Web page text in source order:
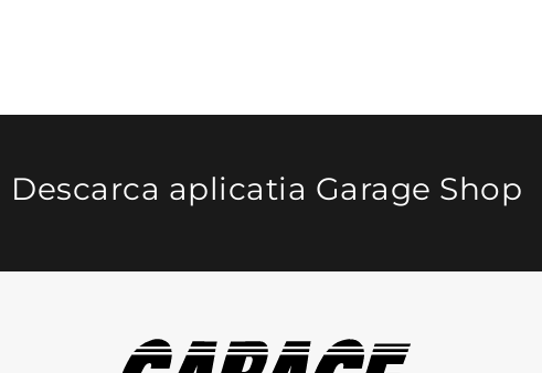
Descarca aplicatia Garage Shop